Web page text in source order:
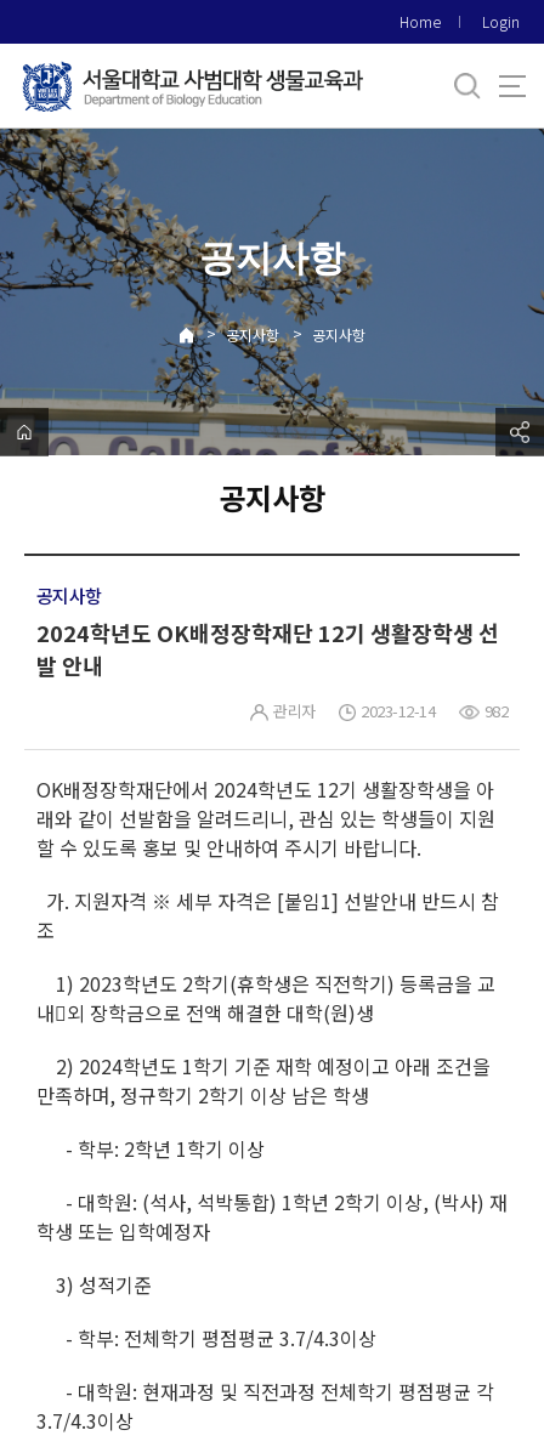
로
메
뉴
Home Login
공지사항
> 공지사항 > 공지사항
공지사항
공지사항
2024학년도 OK배정장학재단 12기 생활장학생 선
발 안내
관리자 2023-12-14 982
OK배정장학재단에서 2024학년도 12기 생활장학생을 아
래와 같이 선발함을 알려드리니, 관심 있는 학생들이 지원
할 수 있도록 홍보 및 안내하여 주시기 바랍니다.
가. 지원자격 ※ 세부 자격은 [붙임1] 선발안내 반드시 참
조
1) 2023학년도 2학기(휴학생은 직전학기) 등록금을 교
내외 장학금으로 전액 해결한 대학(원)생
2) 2024학년도 1학기 기준 재학 예정이고 아래 조건을
만족하며, 정규학기 2학기 이상 남은 학생
- 학부: 2학년 1학기 이상
- 대학원: (석사, 석박통합) 1학년 2학기 이상, (박사) 재
학생 또는 입학예정자
3) 성적기준
- 학부: 전체학기 평점평균 3.7/4.3이상
- 대학원: 현재과정 및 직전과정 전체학기 평점평균 각
3.7/4.3이상